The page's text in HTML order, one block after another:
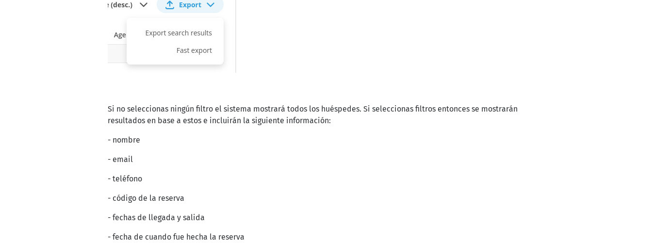
Si no seleccionas ningún filtro el sistema mostrará todos los huéspedes. Si seleccionas filtros entonces se mostrarán
resultados en base a estos e incluirán la siguiente información:
- nombre
- email
- teléfono
- código de la reserva
- fechas de llegada y salida
- fecha de cuando fue hecha la reserva